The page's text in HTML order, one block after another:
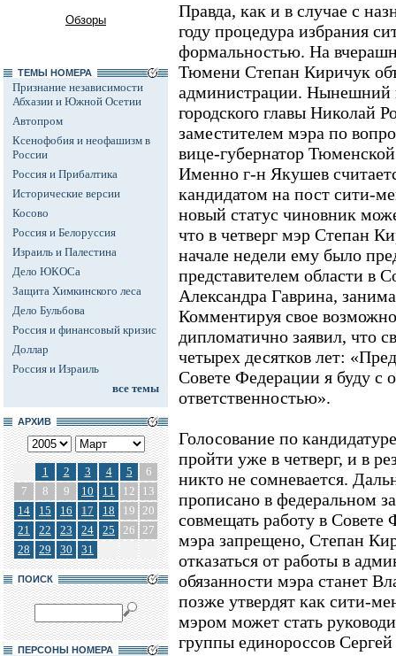
Обзоры
ТЕМЫ НОМЕРА
Признание независимости
Абхазии и Южной Осетии
Автопром
Ксенофобия и неофашизм в
России
Россия и Прибалтика
Исторические версии
Косово
Россия и Белоруссия
Израиль и Палестина
Дело ЮКОСа
Защита Химкинского леса
Дело Бульбова
Россия и финансовый кризис
Доллар
Россия и Израиль
все темы
АРХИВ
1 2 3 4 5
6
7
8 9 10 11 12
13
14
15 16 17 18 19 20
21
22 23 24 25 26 27
28
29 30 31
ПОИСК
ПЕРСОНЫ НОМЕРА
Правда, как и в случае с
году процедура избрания
формальностью. На
Тюмени Степан Киричук
администрации. Нынешний
городского главы Николай
заместителем мэра по
вице-губернатор
Именно г-н Якушев
кандидатом на пост сити-
новый статус чиновник
что в четверг мэр Степан
начале недели ему было
представителем области в
Александра Гаврина,
Комментируя свое
дипломатично заявил, что
четырех десятков лет:
Совете Федерации я буду
ответственностью».
Голосование по
пройти уже в четверг, и в
никто не сомневается.
прописано в федеральном
совмещать работу в
мэра запрещено, Степан
отказаться от работы в
обязанности мэра станет
позже утвердят как сити-
мэром может стать
группы единороссов